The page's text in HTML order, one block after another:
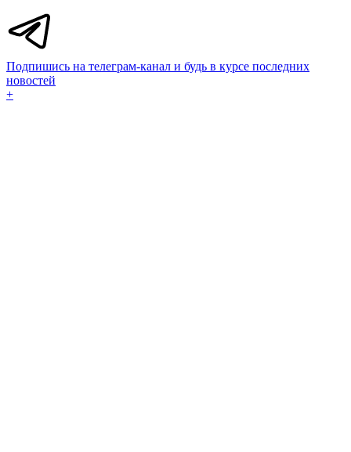
Подпишись на телеграм-канал и будь в курсе последних
новостей
+